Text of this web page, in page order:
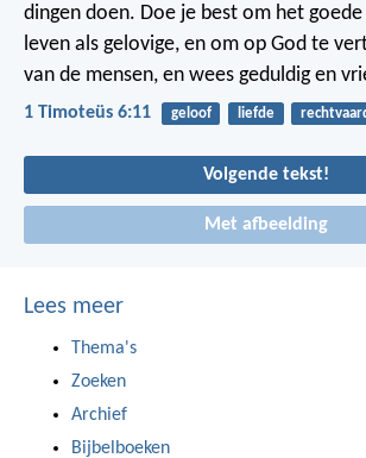
dingen doen. Doe je best om het
leven als gelovige, en om op God te
van de mensen, en wees geduldig en
1 Timoteüs 6:11 geloof liefde
Volgende tekst!
Met afbeelding
Lees meer
Thema's
Zoeken
Archief
Bijbelboeken